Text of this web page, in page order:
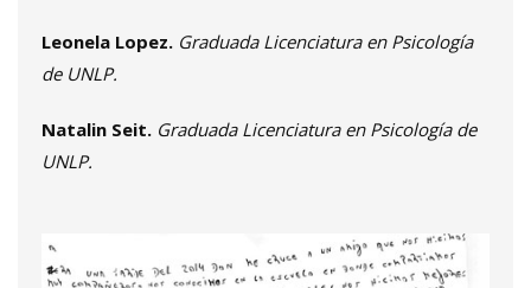
Leonela Lopez. Graduada Licenciatura en Psicología
de UNLP.
Natalin Seit. Graduada Licenciatura en Psicología de
UNLP.